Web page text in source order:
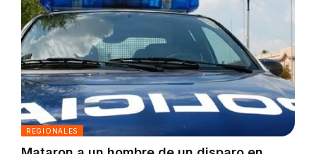
REGIONALES